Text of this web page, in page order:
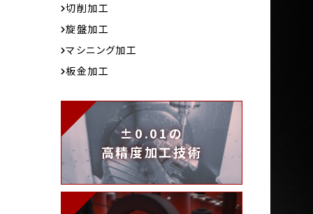
切削加工
旋盤加工
マシニング加工
板金加工
±0.01の
高精度加工技術